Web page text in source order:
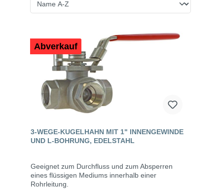
Abverkauf
3-WEGE-KUGELHAHN MIT 1" INNENGEWINDE
UND L-BOHRUNG, EDELSTAHL
Geeignet zum Durchfluss und zum Absperren
eines flüssigen Mediums innerhalb einer
Rohrleitung.